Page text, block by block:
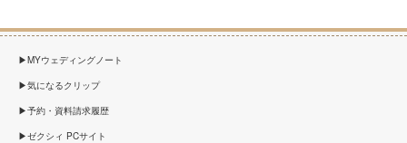
MYウェディングノート
気になるクリップ
予約・資料請求履歴
ゼクシィ PCサイト